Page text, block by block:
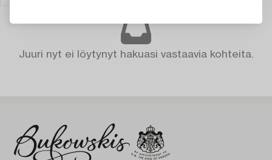
Juuri nyt ei löytynyt hakuasi vastaavia kohteita.